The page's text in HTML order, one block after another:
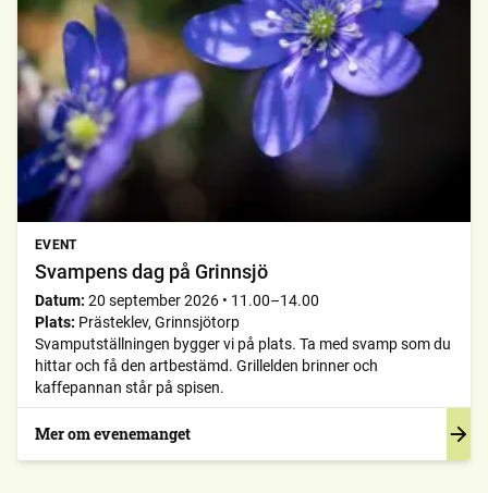
EVENT
Svampens dag på Grinnsjö
Datum: 20 september 2026 • 11.00–14.00
Plats: Prästeklev, Grinnsjötorp
Svamputställningen bygger vi på plats. Ta med svamp som du
hittar och få den artbestämd. Grillelden brinner och
kaffepannan står på spisen.
Mer om evenemanget